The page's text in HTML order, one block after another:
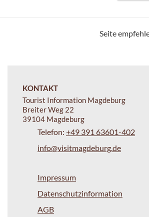
Seite
KONTAKT
Tourist Information Magdeburg
Breiter Weg 22
39104 Magdeburg
Telefon: +49 391 63601-402
info@visitmagdeburg.de
Impressum
Datenschutzinformation
AGB